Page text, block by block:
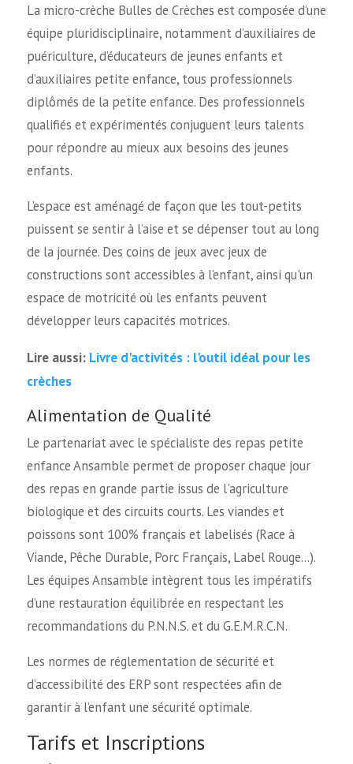
La micro-crèche Bulles de Crèches est composée d’une
équipe pluridisciplinaire, notamment d’auxiliaires de
puériculture, d’éducateurs de jeunes enfants et
d’auxiliaires petite enfance, tous professionnels
diplômés de la petite enfance. Des professionnels
qualifiés et expérimentés conjuguent leurs talents
pour répondre au mieux aux besoins des jeunes
enfants.
L’espace est aménagé de façon que les tout-petits
puissent se sentir à l’aise et se dépenser tout au long
de la journée. Des coins de jeux avec jeux de
constructions sont accessibles à l’enfant, ainsi qu'un
espace de motricité où les enfants peuvent
développer leurs capacités motrices.
Lire aussi: Livre d'activités : l'outil idéal pour les
crèches
Alimentation de Qualité
Le partenariat avec le spécialiste des repas petite
enfance Ansamble permet de proposer chaque jour
des repas en grande partie issus de l'agriculture
biologique et des circuits courts. Les viandes et
poissons sont 100% français et labelisés (Race à
Viande, Pêche Durable, Porc Français, Label Rouge…).
Les équipes Ansamble intègrent tous les impératifs
d’une restauration équilibrée en respectant les
recommandations du P.N.N.S. et du G.E.M.R.C.N.
Les normes de réglementation de sécurité et
d’accessibilité des ERP sont respectées afin de
garantir à l’enfant une sécurité optimale.
Tarifs et Inscriptions